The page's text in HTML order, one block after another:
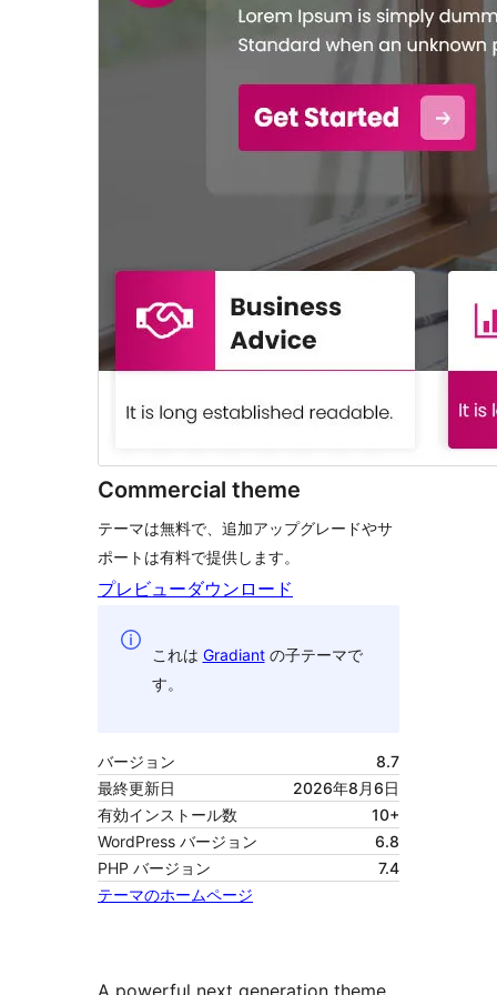
Commercial theme
テーマは無料で、追加アップグレードやサ
ポートは有料で提供します。
プレビューダウンロード
これは Gradiantの子テーマで
す。
バージョン
8.7
最終更新日
2026年8月6日
有効インストール数
10+
WordPress バージョン
6.8
PHP バージョン
7.4
テーマのホームページ